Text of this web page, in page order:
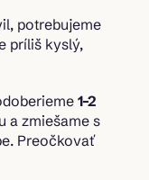
potrebujeme
príliš kyslý,
1–2
a zmiešame s
Preočkovať